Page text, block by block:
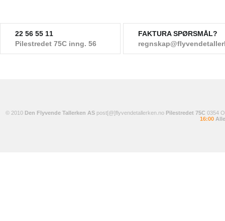
22 56 55 11
Pilestredet 75C inng. 56
FAKTURA SPØRSMÅL?
© 2010 Den Flyvende Tallerken ASpost[@]flyvendetallerken.no Pilestredet 75C 0354
16:00